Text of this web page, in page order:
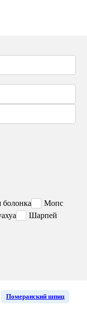
болонка
Мопс
Шарпей
Померанский шпиц